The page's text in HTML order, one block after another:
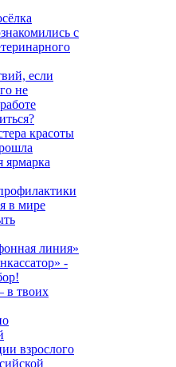
с
если
не
красоты
ярмарка
в мире
линия»
-
в твоих
взрослого